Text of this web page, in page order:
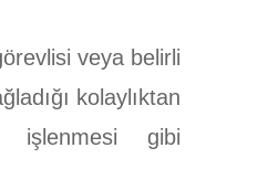
veya belirli
kolaylıktan
işlenmesi gibi